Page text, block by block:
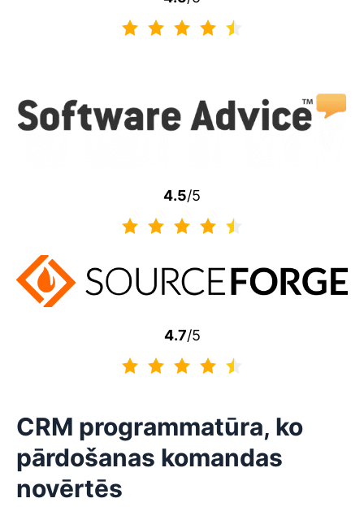
4.5/5
4.7/5
CRM programmatūra, ko
pārdošanas komandas
novērtēs